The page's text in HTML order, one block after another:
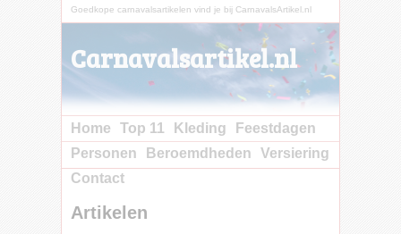
Goedkope carnavalsartikelen vind je bij CarnavalsArtikel.nl
Carnavalsartikel.nl
Home Top 11 Kleding
Feestdagen
Personen
Beroemdheden
Versiering
Contact
Artikelen